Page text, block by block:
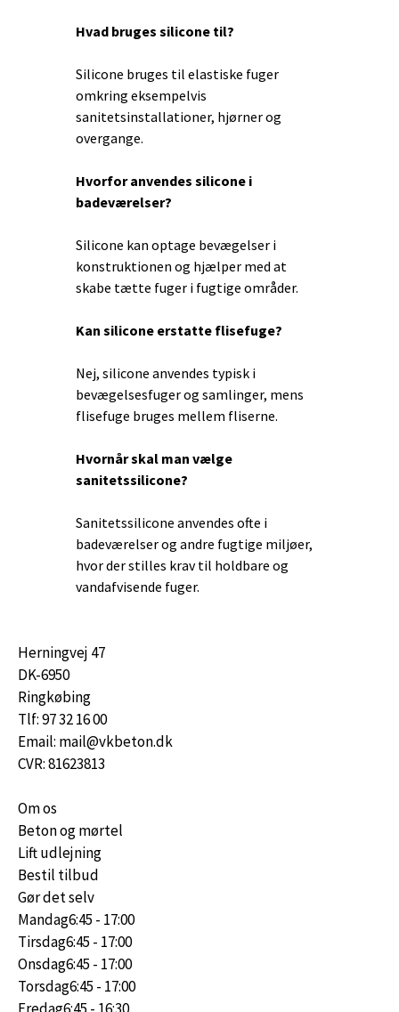
Hvad bruges silicone til?
Silicone bruges til elastiske fuger
omkring eksempelvis
sanitetsinstallationer, hjørner og
overgange.
Hvorfor anvendes silicone i
badeværelser?
Silicone kan optage bevægelser i
konstruktionen og hjælper med at
skabe tætte fuger i fugtige områder.
Kan silicone erstatte flisefuge?
Nej, silicone anvendes typisk i
bevægelsesfuger og samlinger, mens
flisefuge bruges mellem fliserne.
Hvornår skal man vælge
sanitetssilicone?
Sanitetssilicone anvendes ofte i
badeværelser og andre fugtige miljøer,
hvor der stilles krav til holdbare og
vandafvisende fuger.
Herningvej 47
DK-6950
Ringkøbing
Tlf: 97 32 16 00
Email: mail@vkbeton.dk
CVR: 81623813
Om os
Beton og mørtel
Lift udlejning
Bestil tilbud
Gør det selv
Mandag6:45 - 17:00
Tirsdag6:45 - 17:00
Onsdag6:45 - 17:00
Torsdag6:45 - 17:00